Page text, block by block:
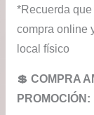
*Recuerda
compra online
local físico
💲​ COMPRA
PROMOCIÓN: